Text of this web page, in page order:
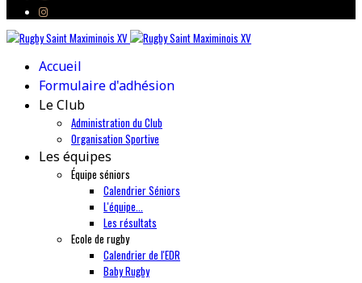
Accueil
Formulaire d'adhésion
Le Club
Administration du Club
Organisation Sportive
Les équipes
Équipe séniors
Calendrier Séniors
L'équipe...
Les résultats
Ecole de rugby
Calendrier de l'EDR
Baby Rugby